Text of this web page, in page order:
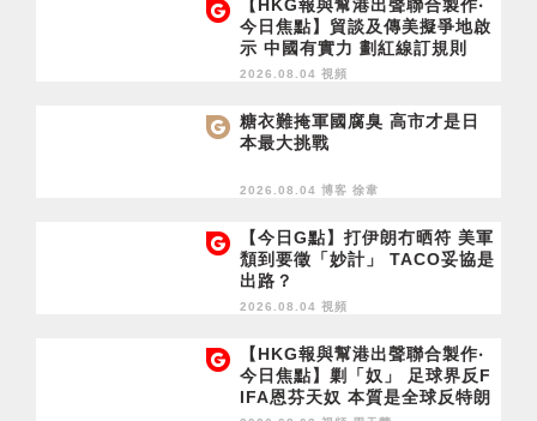
【HKG報與幫港出聲聯合製作‧
今日焦點】貿談及傳美擬爭地啟
示 中國有實力 劃紅線訂規則
2026.08.04 視頻
糖衣難掩軍國腐臭 高市才是日
本最大挑戰
2026.08.04 博客 徐韋
【今日G點】打伊朗冇晒符 美軍
頹到要徵「妙計」 TACO妥協是
出路？
2026.08.04 視頻
【HKG報與幫港出聲聯合製作‧
今日焦點】剿「奴」 足球界反F
IFA恩芬天奴 本質是全球反特朗